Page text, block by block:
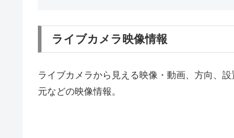
ライブカメラ映像情報
ライブカメラから見える映像・動画、方向、
元などの映像情報。